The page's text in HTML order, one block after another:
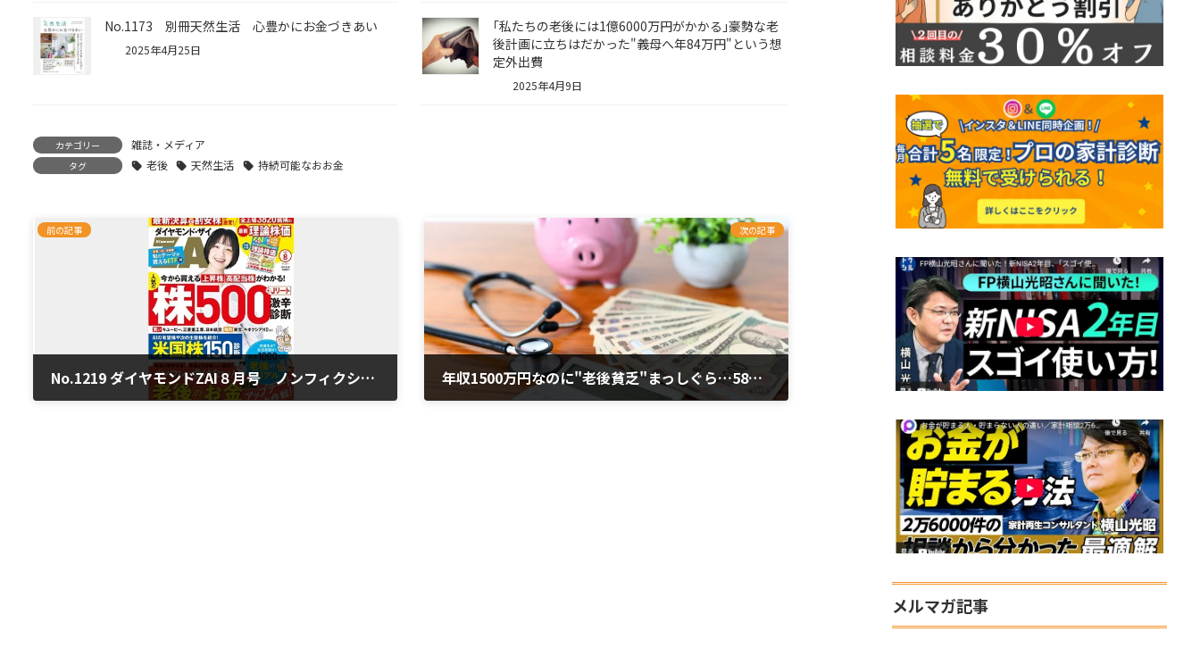
No.1173 別冊天然生活 心豊かにお金づきあい
2025年4月25日
｢私たちの老後には1億6000万円がかかる｣豪勢な老
後計画に立ちはだかった"義母へ年84万円"という想
定外出費
2025年4月9日
カテゴリー 雑誌・メディア
タグ 老後 天然生活 持続可能なおお金
前の記事
No.1219 ダイヤモンドZAI８月号 ノンフィクションマンガ「NISA貧乏の回避策は？世帯別の適正投資額」
次の記事
年収1500万円なのに"老後貧乏"まっしぐら…58歳夫婦の家計を蝕み寿命を縮めた｢13本｣の正体
メルマガ記事